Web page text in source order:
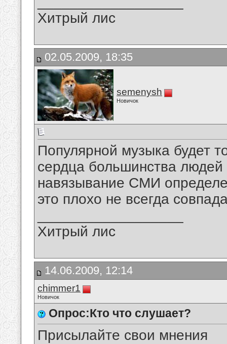
Хитрый лис
02.05.2009, 18:35
semenysh
Новичок
Популярной музыка будет
сердца большинства
навязывание СМИ
это плохо не всегда
Хитрый лис
14.06.2009, 12:14
chimmer1
Новичок
Опрос:Кто что слушает?
Присылайте свои мнения